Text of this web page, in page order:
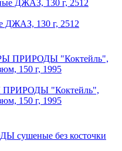
ДЖАЗ, 130 г, 2512
ПРИРОДЫ "Коктейль",
150 г, 1995